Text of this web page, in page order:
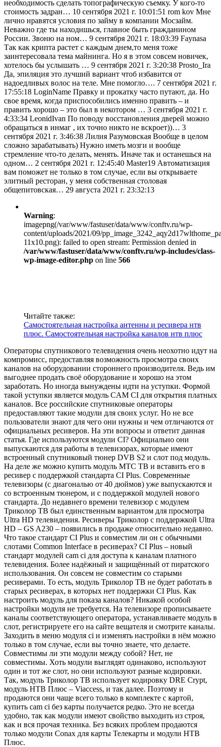
необходимость сделать топографическую съемку. У кого-то
стоимость задран… 10 сентября 2021 г. 10:01:51 rom kov Мне
лично нравятся условия по займу в компании Мосзайм.
Неважно где ты находишься, главное быть гражданином
России. Звоню на ном… 9 сентября 2021 г. 18:03:39 Faynasa
Так как крипта растет с каждым днем,то меня тоже
заинтересовала тема майнинга. Но я в этом совсем новичек,
хотелось бы услышать … 9 сентября 2021 г. 3:20:38 Prosto_Ira
Да, эпиляция это лучший вариант чтоб избавится от
надоедливых волос на теле. Мне помогло…. 7 сентября 2021 г.
17:55:18 LoginName Правку и прокатку часто путают, да. Но
свое время, когда приспособились именно править – и
править хорошо – это был в некотором … 3 сентября 2021 г.
4:33:34 LeonidIvan По поводу восстановления дверей можно
обращаться в инмаг , их точно никто не вскроет))… 3
сентября 2021 г. 3:46:38 Лилия Разумовская Вообще в целом
сложно зарабатывать) Нужно иметь мозги и вообще
стремление что-то делать, менять. Иначе так и останешься на
одном… 2 сентября 2021 г. 12:45:40 Master19 Автоматизация
вам поможет не только в том случае, если вы открываете
элитный ресторан, у меня собственная столовая
общепитовская… 29 августа 2021 г. 23:32:13
Warning:
imagepng(/var/www/fastuser/data/www/conftv.ru/wp-
content/uploads/2021/09/
11x10.png): failed to open stream: Permission denied in
/var/www/fastuser/data/www/conftv.ru/wp-includes/class-
wp-image-editor.php on line 566
Читайте также:
Самостоятельная настройка антенны и ресивера нтв
плюс. Самостоятельная настройка каналов нтв плюс
Операторы спутникового телевидения очень неохотно идут на
компромисс, предоставляя возможность просмотра своих
каналов на оборудовании стороннего производителя. Ведь им
выгоднее продать своё оборудование и хорошо на этом
заработать. Но иногда вынуждены идти на уступки. Формой
такой уступки является модуль CAM CI для открытия платных
каналов. Все российские спутниковые операторы
предоставляют такие модули для своих услуг. Но не все
пользователи знают для чего они нужны и чем отличаются от
официальных ресиверов. На эти вопросы и ответит данная
статья. Где используются модули CI? Официально они
выпускаются для работы в телевизорах, которые имеют
встроенный спутниковый тюнер DVB S2 и слот под модуль.
На деле же можно купить модуль МТС ТВ и вставить его в
ресивер с поддержкой стандарта CI Plus. Современные
телевизоры (с диагональю от 40 дюймов) уже выпускаются и
со встроенным тюнером, и с поддержкой модулей нового
стандарта. До недавнего времени телевизор с модулем
Триколор ТВ был единственным вариантом для просмотра
Ultra HD телевидения. Ресиверы Триколор с поддержкой Ultra
HD – GS A230 – появились в продаже относительно недавно.
Что такое стандарт CI Plus и совместим ли он с обычными
слотами Common Interface в ресиверах? CI Plus – новый
стандарт модулей cam ci для доступа к каналам платного
телевидения. Более надёжный и защищённый от пиратского
использования. Он совсем не совместим со старыми
ресиверами. То есть, модуль Триколор ТВ не будет работать в
старых ресиверах, в которых нет поддержки CI Plus. Как
настроить модуль для показа каналов? Никакой особой
настройки модуля не требуется. На телевизоре прописываете
каналы соответствующего оператора, устанавливаете модуль в
слот, регистрируете его на сайте вещателя и смотрите каналы.
Заходить в меню модуля ci и изменять настройки в нём можно
только в том случае, если вы точно знаете, что делаете.
Совместимы ли эти модули между собой? Нет, не
совместимы. Хоть модули выглядят одинаково, используют
один и тот же слот, но они используют разные кодировки.
Так, модуль Триколор ТВ использует кодировку DRE Crypt,
модуль НТВ Плюс – Viaccess, и так далее. Поэтому и
продаются они чаще всего только в комплекте с картой,
купить cam ci без карты получается редко. Это не всегда
удобно, так как модули имеют свойство выходить из строя,
как и вся прочая техника. Без всяких проблем продаются
только модули Conax для карты Телекарты и модули НТВ
Плюс.